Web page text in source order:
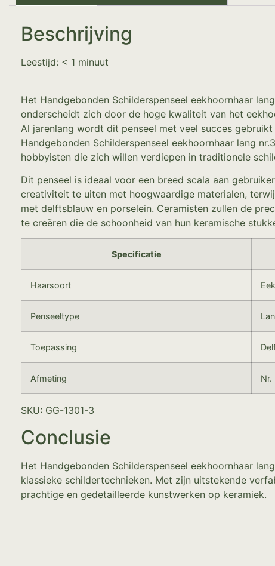
Beschrijving
Leestijd: < 1 minuut
Het Handgebonden Schilderspenseel eekhoornhaar
onderscheidt zich door de hoge kwaliteit van het
Al jarenlang wordt dit penseel met veel succes
Handgebonden Schilderspenseel eekhoornhaar lang
hobbyisten die zich willen verdiepen in traditionele
Dit penseel is ideaal voor een breed scala aan
creativiteit te uiten met hoogwaardige materialen,
met delftsblauw en porselein. Ceramisten zullen de
te creëren die de schoonheid van hun keramische
Specificatie
Haarsoort
Penseeltype
Toepassing
Afmeting Nr.
SKU: GG-1301-3
Conclusie
Het Handgebonden Schilderspenseel eekhoornhaar
klassieke schildertechnieken. Met zijn uitstekende
prachtige en gedetailleerde kunstwerken op keramiek.